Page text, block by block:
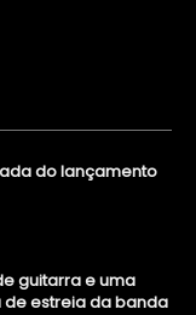
do lançamento
guitarra e uma
de estreia da banda